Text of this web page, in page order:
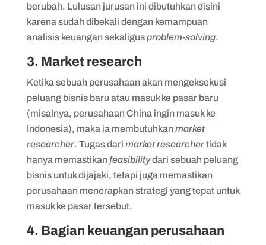
berubah. Lulusan jurusan ini dibutuhkan disini
karena sudah dibekali dengan kemampuan
analisis keuangan sekaligusproblem-solving.
3. Market research
Ketika sebuah perusahaan akan mengeksekusi
peluang bisnis baru atau masuk ke pasar baru
(misalnya, perusahaan China ingin masuk ke
Indonesia), maka ia membutuhkanmarket
researcher. Tugas dari market researchertidak
hanya memastikan feasibilitydari sebuah peluang
bisnis untuk dijajaki, tetapi juga memastikan
perusahaan menerapkan strategi yang tepat untuk
masuk ke pasar tersebut.
4. Bagian keuangan perusahaan